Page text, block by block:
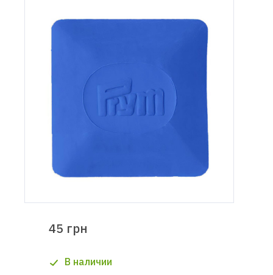
Доставка
Гарантия
швейной
45 грн
В наличии